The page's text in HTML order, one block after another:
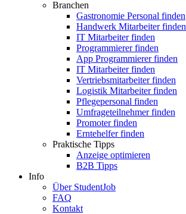
Branchen
Gastronomie Personal finden
Handwerk Mitarbeiter finden
IT Mitarbeiter finden
Programmierer finden
App Programmierer finden
IT Mitarbeiter finden
Vertriebsmitarbeiter finden
Logistik Mitarbeiter finden
Pflegepersonal finden
Umfrageteilnehmer finden
Promoter finden
Erntehelfer finden
Praktische Tipps
Anzeige optimieren
B2B Tipps
Info
Über StudentJob
FAQ
Kontakt